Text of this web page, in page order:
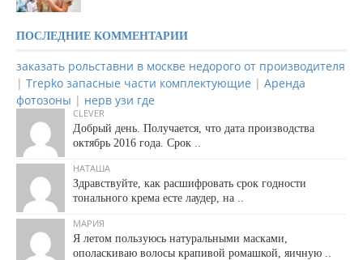
ПОСЛЕДНИЕ КОММЕНТАРИИ
заказать рольставни в москве недорого от производителя
| Trepko запасные части комплектующие | Аренда
фотозоны | нерв узи где
CLEVER
Добрый день. Получается, что дата производства
октябрь 2016 года. Срок ..
НАТАША
Здравствуйте, как расшифровать срок годности
тонального крема есте лаудер, на ..
МАРИЯ
Я летом пользуюсь натуральными масками,
ополаскиваю волосы крапивой ромашкой, яичную ..